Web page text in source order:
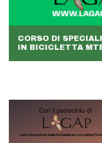
CORSO DI
IN BICICLETTA